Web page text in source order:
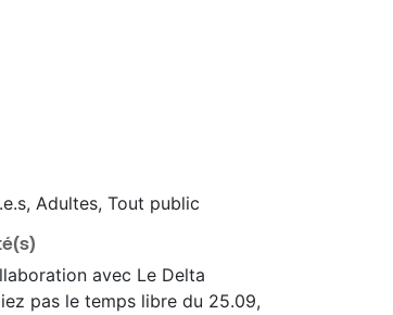
Adultes, Tout public
avec Le Delta
pas le temps libre du 25.09,